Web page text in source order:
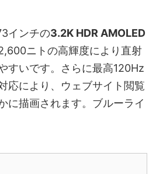
インチの3.2K HDR AMOLED
ニトの高輝度により直射
すいです。さらに最高120Hz
応により、ウェブサイト閲覧
に描画されます。ブルーライ